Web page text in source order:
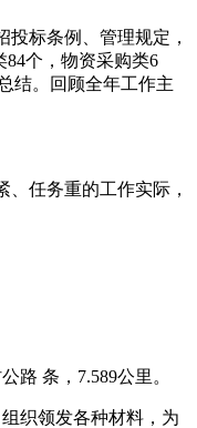
标条例、管理规定，
个，物资采购类6
结。回顾全年工作主
任务重的工作实际，
路 条，7.589公里。
织领发各种材料，为